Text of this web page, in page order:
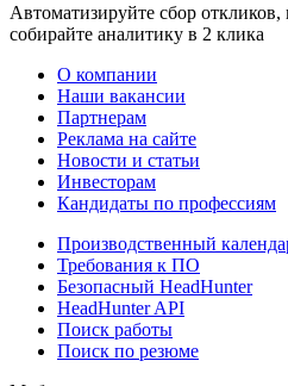
Автоматизируйте сбор откликов,
собирайте аналитику в 2 клика
О компании
Наши вакансии
Партнерам
Реклама на сайте
Новости и статьи
Инвесторам
Кандидаты по профессиям
Производственный
Требования к ПО
Безопасный HeadHunter
HeadHunter API
Поиск работы
Поиск по резюме